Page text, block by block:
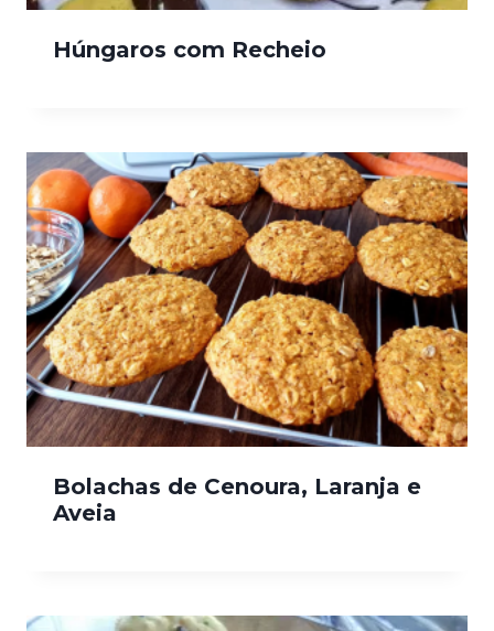
Húngaros com Recheio
Bolachas de Cenoura, Laranja e
Aveia